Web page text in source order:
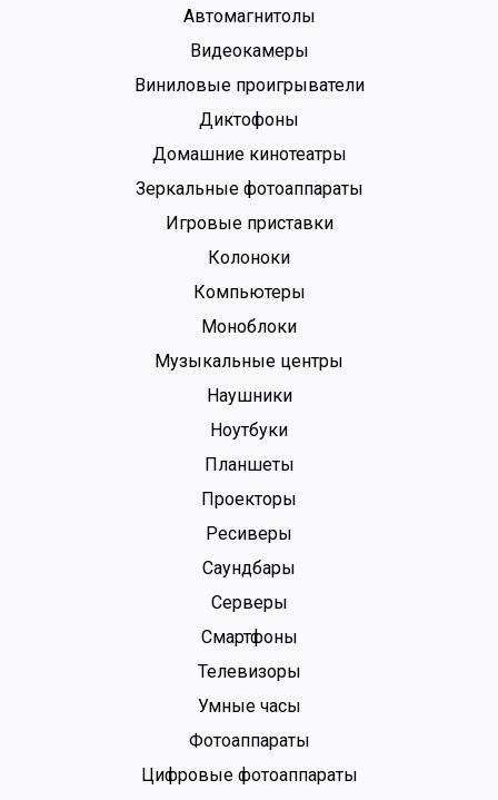
Автомагнитолы
Видеокамеры
Виниловые проигрыватели
Диктофоны
Домашние кинотеатры
Зеркальные фотоаппараты
Игровые приставки
Колоноки
Компьютеры
Моноблоки
Музыкальные центры
Наушники
Ноутбуки
Планшеты
Проекторы
Ресиверы
Саундбары
Серверы
Смартфоны
Телевизоры
Умные часы
Фотоаппараты
Цифровые фотоаппараты